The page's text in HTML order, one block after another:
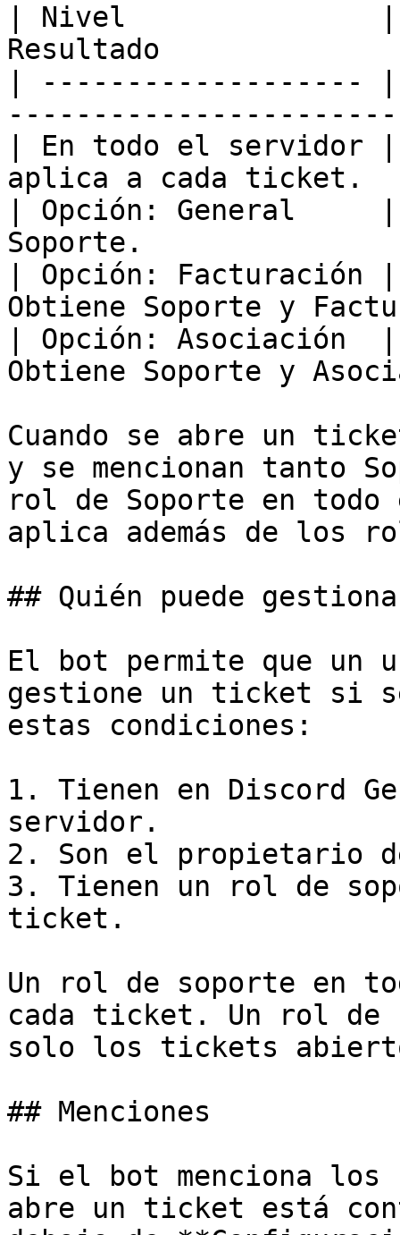
| Nivel               |
Resultado
| -------------------
| En todo el
aplica a cada
| Opción: General
Soporte.
| Opción:
Obtiene Soporte y
| Opción: Asociación
Obtiene Soporte y
Cuando se abre un
y se mencionan tanto
rol de Soporte en
aplica además de los
## Quién puede
El bot permite que un
gestione un ticket si
estas condiciones:
1. Tienen en Discord
servidor.
2. Son el propietario
3. Tienen un rol de
ticket.
Un rol de soporte en
cada ticket. Un rol de
solo los tickets
## Menciones
Si el bot menciona los
abre un ticket está